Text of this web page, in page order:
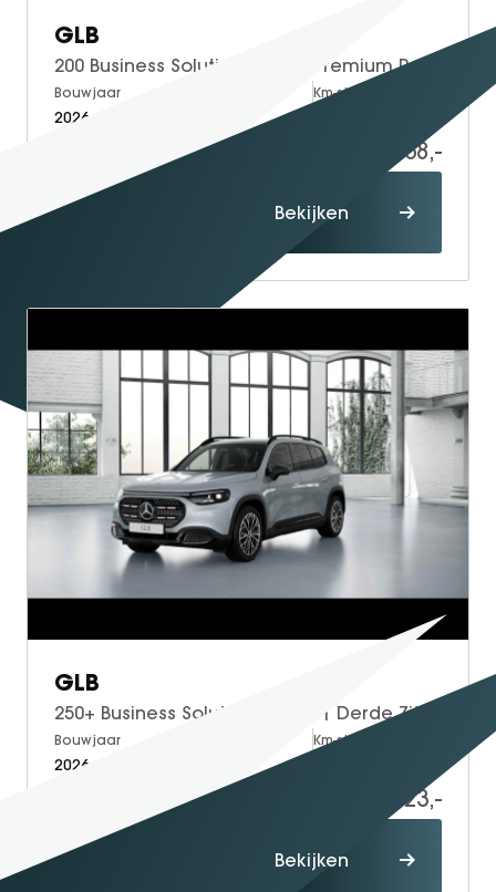
GLB
Bouwjaar
2026
Km-stand
63.668,-
Bekijken
GLB
250+ Business Solution Luxury | Derde Zitrij | Night Pakket | Trekhaak | Panoramadak | Adaptieve Cruise Control | Dodehoekassistent | Verkeersbordenassistent | Apple CarPlay | Android Auto | Elektrisch Verstelbare Stoelen + Memory | Stoelverwarming | Sfeerverlichting | THERMOTRONIC Klimaatregeling | Elektrische Achterklep | Achteruitrijcamera | Parkeersensoren
Bouwjaar
2026
Km-stand
65.023,-
Bekijken